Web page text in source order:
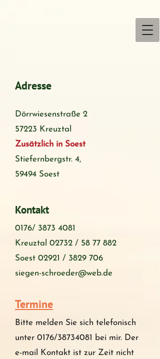
Adresse
Dörrwiesenstraße 2
57223 Kreuztal
Zusätzlich in Soest
Stiefernbergstr. 4,
59494 Soest
Kontakt
0176/ 3873 4081
Kreuztal 02732 / 58 77 882
Soest 02921 / 3829 706
siegen-schroeder@web.de
Termine
Bitte melden Sie sich telefonisch
unter 0176/38734081 bei mir. Der
e-mail Kontakt ist zur Zeit nicht